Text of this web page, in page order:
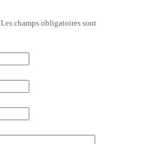
Les champs obligatoires sont